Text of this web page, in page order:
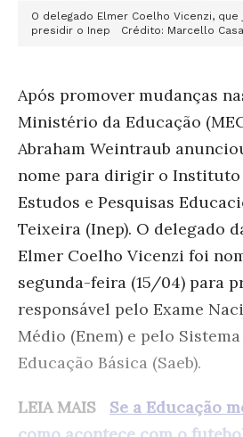
O delegado Elmer Coelho Vicenzi, que
presidir o Inep Crédito: Marcello
Após promover mudanças
Ministério da Educação
Abraham Weintraub
nome para dirigir o Instituto
Estudos e Pesquisas
Teixeira (Inep). O delegado
Elmer Coelho Vicenzi foi
segunda-feira (15/04) para
responsável pelo Exame
Médio (Enem) e pelo
Educação Básica (Saeb).
LEIA MAIS Se a Educação